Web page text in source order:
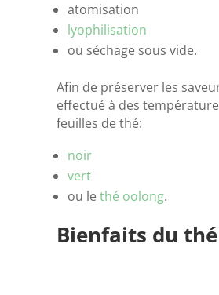
atomisation
lyophilisation
ou séchage sous vide.
Afin de préserver les
effectué à des
feuilles de thé:
noir
vert
ou lethé oolong.
Bienfaits du